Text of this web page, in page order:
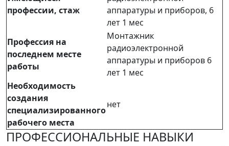
профессии, стаж
аппаратуры и приборов, 6
лет 1 мес
Профессия на
последнем месте
работы
Монтажник
радиоэлектронной
аппаратуры и приборов 6
лет 1 мес
Необходимость
создания
специализированного
рабочего места
нет
ПРОФЕССИОНАЛЬНЫЕ НАВЫКИ